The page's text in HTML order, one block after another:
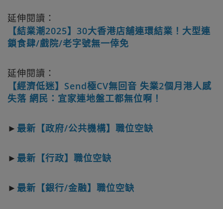
延伸閱讀：
【結業潮2025】30大香港店舖連環結業！大型連
鎖食肆/戲院/老字號無一倖免
延伸閱讀：
【經濟低迷】Send極CV無回音 失業2個月港人感
失落 網民：宜家連地盤工都無位啊！
► 最新【政府/公共機構】職位空缺
► 最新【行政】職位空缺
► 最新【銀行/金融】職位空缺